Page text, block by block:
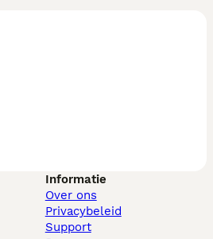
Informatie
Over ons
Privacybeleid
Support